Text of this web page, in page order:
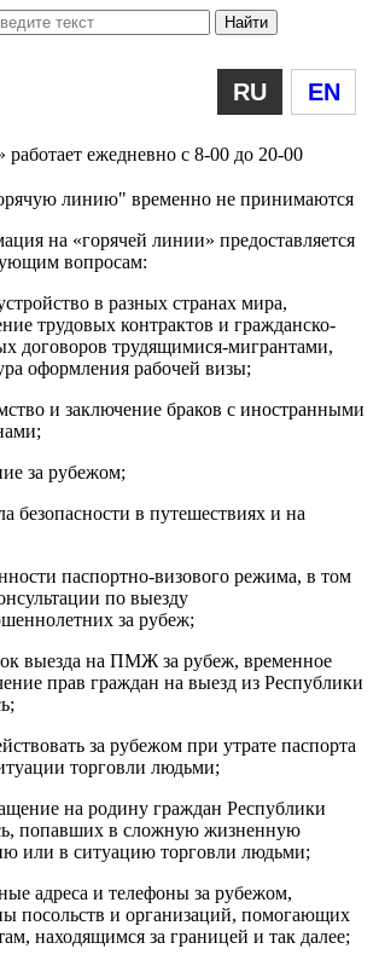
RU EN
линию" временно не принимаются
на «горячей линии» предоставляется
вопросам:
в разных странах мира,
трудовых контрактов и гражданско-
договоров трудящимися-мигрантами,
оформления рабочей визы;
и заключение браков с иностранными
за рубежом;
безопасности в путешествиях и на
паспортно-визового режима, в том
по выезду
за рубеж;
выезда на ПМЖ за рубеж, временное
прав граждан на выезд из Республики
за рубежом при утрате паспорта
торговли людьми;
на родину граждан Республики
попавших в сложную жизненную
или в ситуацию торговли людьми;
адреса и телефоны за рубежом,
посольств и организаций, помогающих
находящимся за границей и так далее;